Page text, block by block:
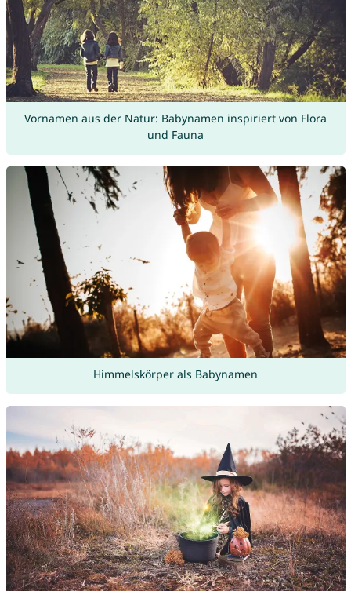
Vornamen aus der Natur: Babynamen inspiriert von Flora
und Fauna
Himmelskörper als Babynamen